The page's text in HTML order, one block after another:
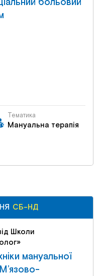
Тематика
Мануальна терапія
Школи
мануальної
М’язово-
ВЕРЕСНЯ
СБ-НД